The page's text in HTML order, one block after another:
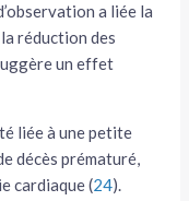
a liée la
réduction des
un effet
liée à une petite
décès prématuré,
cardiaque (24).